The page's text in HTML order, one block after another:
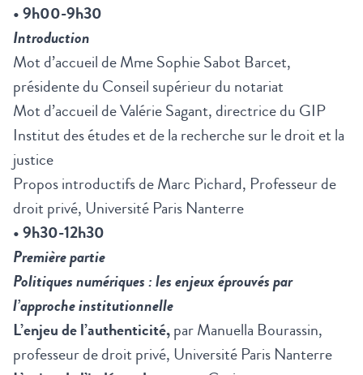
• 9h00-9h30
Introduction
Mot d’accueil de Mme Sophie Sabot Barcet,
présidente du Conseil supérieur du notariat
Mot d’accueil de Valérie Sagant, directrice du GIP
Institut des études et de la recherche sur le droit et la
justice
Propos introductifs de Marc Pichard, Professeur de
droit privé, Université Paris Nanterre
• 9h30-12h30
Première partie
Politiques numériques : les enjeux éprouvés par
l’approche institutionnelle
L’enjeu de l’authenticité,par Manuella Bourassin,
professeur de droit privé, Université Paris Nanterre